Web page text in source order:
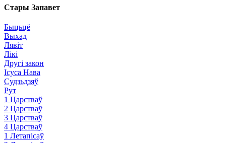
Стары Запавет
Быцьцё
Выхад
Лявіт
Лікі
Другі закон
Ісуса Нава
Судзьдзяў
Рут
1 Царстваў
2 Царстваў
3 Царстваў
4 Царстваў
1 Летапісаў